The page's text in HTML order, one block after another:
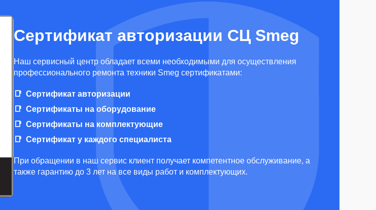
Сертификат авторизации СЦ Smeg
Наш сервисный центр обладает всеми необходимыми для осуществления
профессионального ремонта техники Smeg сертификатами:
Сертификат авторизации
Сертификаты на оборудование
Сертификаты на комплектующие
Сертификат у каждого специалиста
При обращении в наш сервис клиент получает компетентное обслуживание, а
также гарантию до 3 лет на все виды работ и комплектующих.